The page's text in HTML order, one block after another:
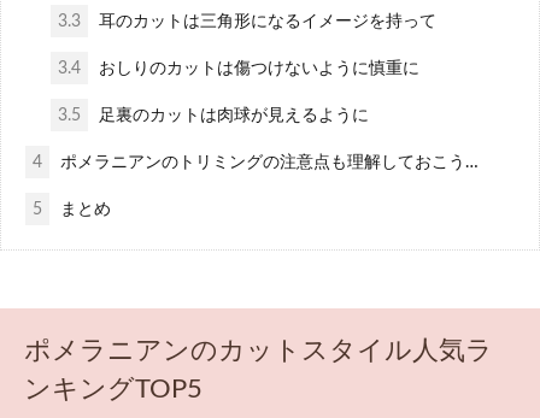
3.3 耳のカットは三角形になるイメージを持って
3.4 おしりのカットは傷つけないように慎重に
3.5 足裏のカットは肉球が見えるように
4 ポメラニアンのトリミングの注意点も理解しておこう…
5 まとめ
ポメラニアンのカットスタイル人気ラ
ンキングTOP5